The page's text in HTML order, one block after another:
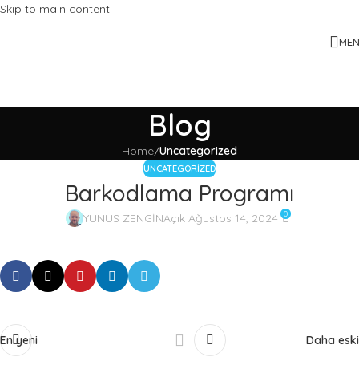
Skip to main content
Blog
Home/Uncategorized
UNCATEGORIZED
Barkodlama Programı
YUNUS ZENGİNAçık Ağustos 14, 2024 0
En yeni Daha eski